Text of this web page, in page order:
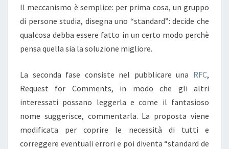
Il meccanismo è semplice: per prima cosa, un gruppo
di persone studia, disegna uno “standard”: decide che
qualcosa debba essere fatto in un certo modo perchè
pensa quella sia la soluzione migliore.
La seconda fase consiste nel pubblicare una RFC,
Request for Comments, in modo che gli altri
interessati possano leggerla e come il fantasioso
nome suggerisce, commentarla. La proposta viene
modificata per coprire le necessità di tutti e
correggere eventuali errori e poi diventa “standard de